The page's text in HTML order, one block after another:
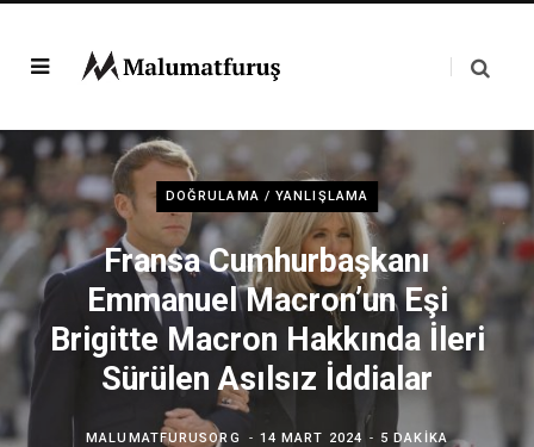
DOĞRULAMA / YANLIŞLAMA
Fransa Cumhurbaşkanı
Emmanuel Macron’un Eşi
Brigitte Macron Hakkında İleri
Sürülen Asılsız İddialar
MALUMATFURUSORG 14 MART 2024 5 DAKIKA